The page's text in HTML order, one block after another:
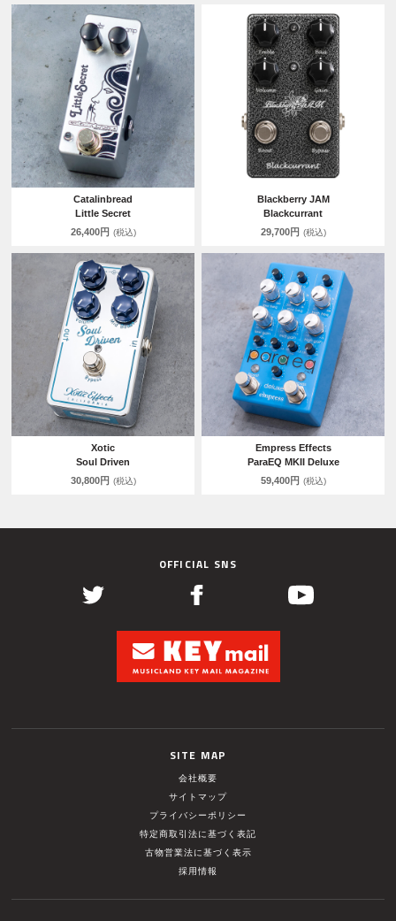
Catalinbread
Little Secret
26,400円 (税込)
Blackberry JAM
Blackcurrant
29,700円 (税込)
Xotic
Soul Driven
30,800円 (税込)
Empress Effects
ParaEQ MKII Deluxe
59,400円 (税込)
OFFICIAL SNS
SITE MAP
会社概要
サイトマップ
プライバシーポリシー
特定商取引法に基づく表記
古物営業法に基づく表示
採用情報